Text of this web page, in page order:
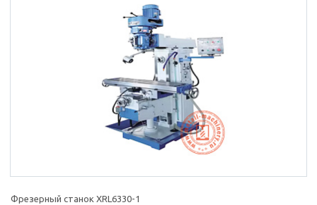
Фрезерный станок XRL6330-1